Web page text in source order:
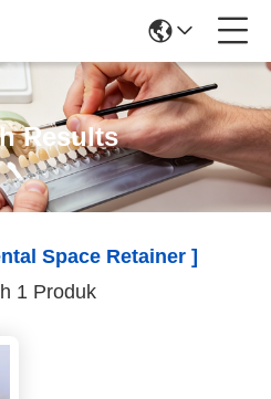
Results
Space Retainer ]
1 Produk